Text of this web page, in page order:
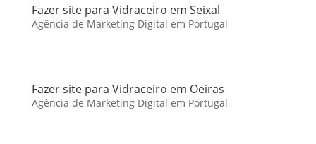
Fazer site para Vidraceiro em Seixal
Agência de Marketing Digital em Portugal
Fazer site para Vidraceiro em Oeiras
Agência de Marketing Digital em Portugal